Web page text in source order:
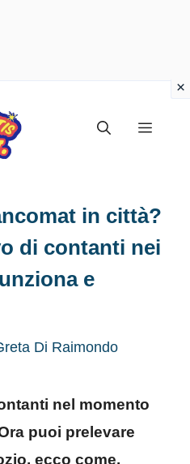
Menu
in città?
di contanti nei
e
Di Raimondo
nel momento
puoi prelevare
ecco come.